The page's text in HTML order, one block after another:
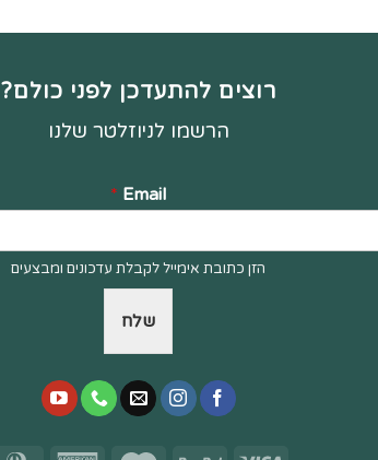
רוצים להתעדכן לפני כולם?
הרשמו לניוזלטר שלנו
Email
*
הזן כתובת אימייל לקבלת עדכונים ומבצעים
שלח